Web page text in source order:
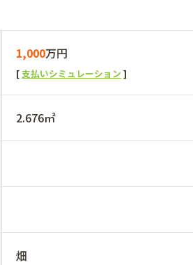
1,000万円
支払いシミュレーション
2.676㎡
畑